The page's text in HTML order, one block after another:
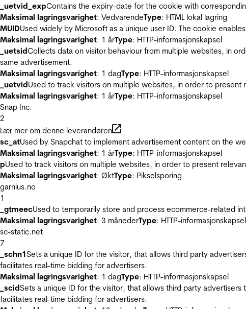
_uetvid_expContains the expiry-date for the cookie with
Maksimal lagringsvarighet: VedvarendeType: HTML lokal lagring
MUIDUsed widely by Microsoft as a unique user ID. The cookie
Maksimal lagringsvarighet: 1 årType: HTTP-informasjonskapsel
_uetsidCollects data on visitor behaviour from multiple websites, in
same advertisement.
Maksimal lagringsvarighet: 1 dagType: HTTP-informasjonskapsel
_uetvidUsed to track visitors on multiple websites, in order to
Maksimal lagringsvarighet: 1 årType: HTTP-informasjonskapsel
Snap Inc.
2
Lær mer om denne leverandøren
sc_atUsed by Snapchat to implement advertisement content on the
Maksimal lagringsvarighet: 1 årType: HTTP-informasjonskapsel
pUsed to track visitors on multiple websites, in order to present
Maksimal lagringsvarighet: ØktType: Pikselsporing
garnius.no
1
_gtmeecUsed to temporarily store and process ecommerce-related
Maksimal lagringsvarighet: 3 månederType: HTTP-informasjonskapsel
sc-static.net
7
_schn1Sets a unique ID for the visitor, that allows third party
facilitates real-time bidding for advertisers.
Maksimal lagringsvarighet: 1 dagType: HTTP-informasjonskapsel
_scidSets a unique ID for the visitor, that allows third party
facilitates real-time bidding for advertisers.